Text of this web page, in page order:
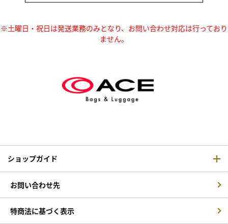
※土曜日・祝日は発送業務のみとなり、お問い合わせ対応は行っており
ません。
ショップガイド
お問い合わせ先
特商法に基づく表示